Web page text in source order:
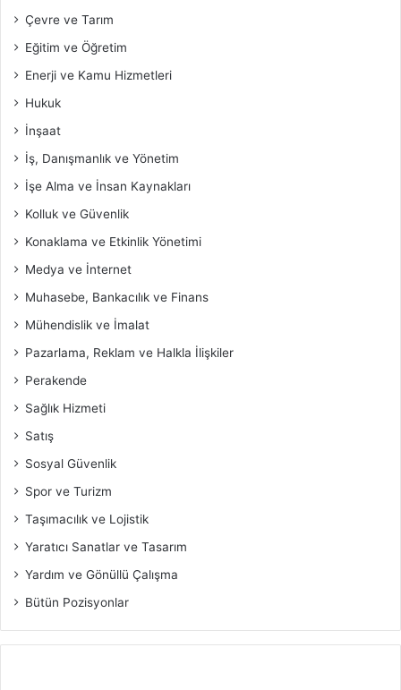
Çevre ve Tarım
Eğitim ve Öğretim
Enerji ve Kamu Hizmetleri
Hukuk
İnşaat
İş, Danışmanlık ve Yönetim
İşe Alma ve İnsan Kaynakları
Kolluk ve Güvenlik
Konaklama ve Etkinlik Yönetimi
Medya ve İnternet
Muhasebe, Bankacılık ve Finans
Mühendislik ve İmalat
Pazarlama, Reklam ve Halkla İlişkiler
Perakende
Sağlık Hizmeti
Satış
Sosyal Güvenlik
Spor ve Turizm
Taşımacılık ve Lojistik
Yaratıcı Sanatlar ve Tasarım
Yardım ve Gönüllü Çalışma
Bütün Pozisyonlar